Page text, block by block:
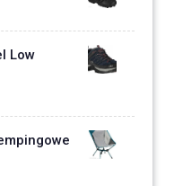
Low